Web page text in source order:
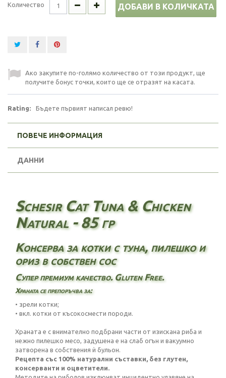
Количество ДОБАВИ В КОЛИЧКАТА
Ако закупите по-голямо количество от този продукт, ще
получите бонус точки, които ще се отразят на касата.
Rating: Бъдете първият написал ревю!
ПОВЕЧЕ ИНФОРМАЦИЯ
ДАННИ
Schesir Cat Tuna & Chicken
Natural - 85 гр
Консерва за котки с туна, пилешко и
ориз в собствен сос
Супер премиум качество. Gluten Free.
Храната се препоръчва за:
• зрели котки;
• вкл. котки от късокосмести породи.
Храната е с внимателно подбрани части от изискана риба и
нежно пилешко месо, задушена е на слаб огън и вакуумно
затворена в собствения ѝ бульон.
Рецепта със 100% натурални съставки, без глутен,
консерванти и оцветители.